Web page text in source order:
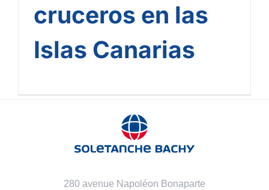
cruceros en las
Islas Canarias
280 avenue Napoléon Bonaparte